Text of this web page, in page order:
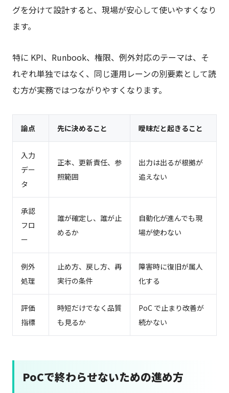
グを分けて設計すると、現場が安心して使いやすくなり
ます。
特に KPI、Runbook、権限、例外対応のテーマは、そ
れぞれ単独ではなく、同じ運用レーンの別要素として読
む方が実務ではつながりやすくなります。
論点 先に決めること 曖昧だと起きること
入力
デー
タ
正本、更新責任、参
照範囲
出力は出るが根拠が
追えない
承認
フロ
ー
誰が確定し、誰が止
めるか
自動化が進んでも現
場が使わない
例外
処理
止め方、戻し方、再
実行の条件
障害時に復旧が属人
化する
評価
指標
時短だけでなく品質
も見るか
PoC で止まり改善が
続かない
PoCで終わらせないための進め方